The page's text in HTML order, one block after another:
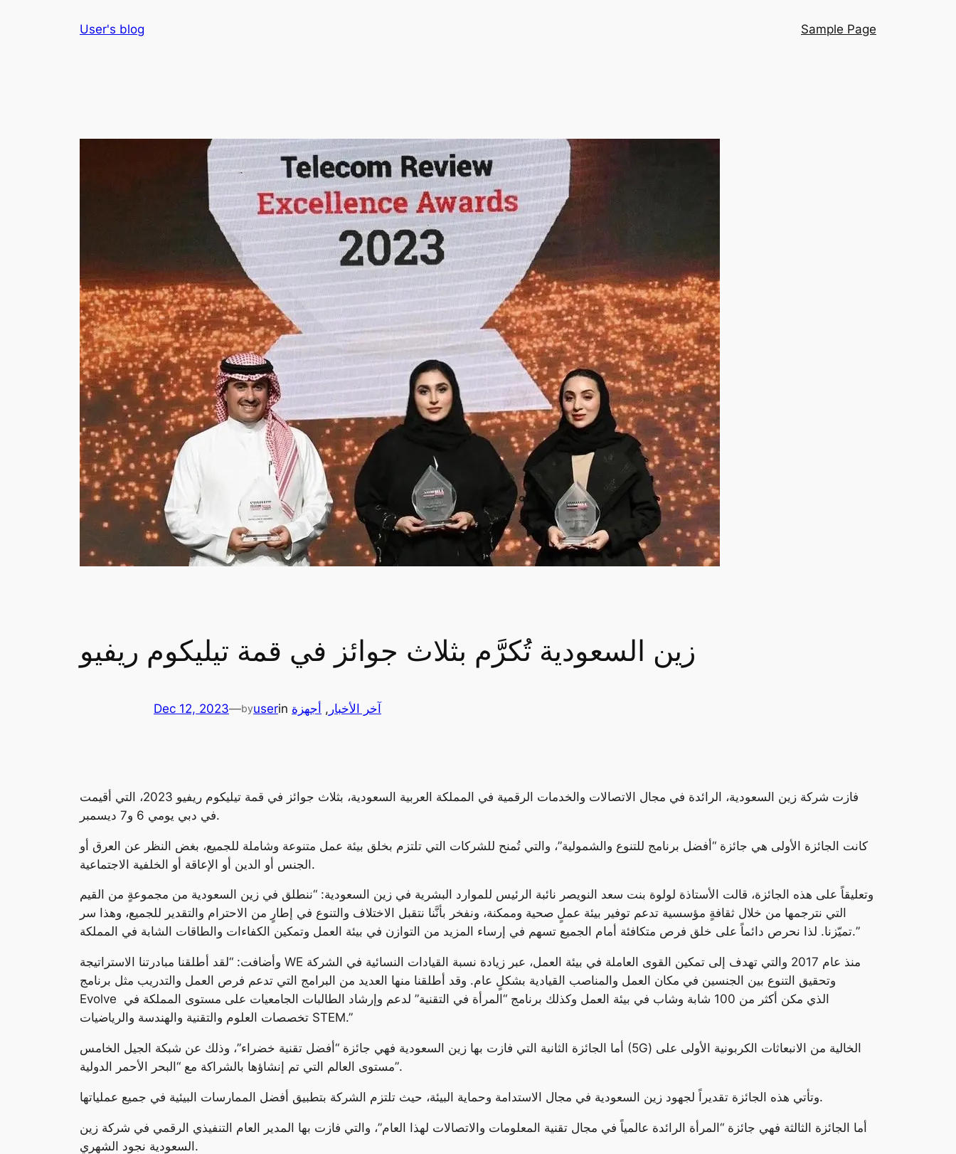
User's blog Sample Page
زين السعودية تُكرَّم بثلاث جوائز في قمة تيليكوم ريفيو
Dec 12, 2023—byuserin آخر الأخبار , أجهزة
فازت شركة زين السعودية، الرائدة في مجال الاتصالات والخدمات الرقمية في المملكة العربية السعودية، بثلاث جوائز في قمة تيليكوم ريفيو 2023، التي أقيمت
في دبي يومي 6 و7 ديسمبر.
كانت الجائزة الأولى هي جائزة “أفضل برنامج للتنوع والشمولية”، والتي تُمنح للشركات التي تلتزم بخلق بيئة عمل متنوعة وشاملة للجميع، بغض النظر عن العرق أو
الجنس أو الدين أو الإعاقة أو الخلفية الاجتماعية.
وتعليقاً على هذه الجائزة، قالت الأستاذة لولوة بنت سعد النويصر نائبة الرئيس للموارد البشرية في زين السعودية: “ننطلق في زين السعودية من مجموعةٍ من القيم
التي نترجمها من خلال ثقافةٍ مؤسسية تدعم توفير بيئة عملٍ صحية وممكنة، ونفخر بأنَّنا نتقبل الاختلاف والتنوع في إطارٍ من الاحترام والتقدير للجميع، وهذا سر
تميّزنا. لذا نحرص دائماً على خلق فرص متكافئة أمام الجميع تسهم في إرساء المزيد من التوازن في بيئة العمل وتمكين الكفاءات والطاقات الشابة في المملكة.”
وأضافت: “لقد أطلقنا مبادرتنا الاستراتيجة WE منذ عام 2017 والتي تهدف إلى تمكين القوى العاملة في بيئة العمل، عبر زيادة نسبة القيادات النسائية في الشركة
وتحقيق التنوع بين الجنسين في مكان العمل والمناصب القيادية بشكلٍ عام. وقد أطلقنا منها العديد من البرامج التي تدعم فرص العمل والتدريب مثل برنامج
Evolve الذي مكن أكثر من 100 شابة وشاب في بيئة العمل وكذلك برنامج “المرأة في التقنية” لدعم وإرشاد الطالبات الجامعيات على مستوى المملكة في
تخصصات العلوم والتقنية والهندسة والرياضيات STEM.”
أما الجائزة الثانية التي فازت بها زين السعودية فهي جائزة “أفضل تقنية خضراء”، وذلك عن شبكة الجيل الخامس (5G) الخالية من الانبعاثات الكربونية الأولى على
مستوى العالم التي تم إنشاؤها بالشراكة مع “البحر الأحمر الدولية”.
وتأتي هذه الجائزة تقديراً لجهود زين السعودية في مجال الاستدامة وحماية البيئة، حيث تلتزم الشركة بتطبيق أفضل الممارسات البيئية في جميع عملياتها.
أما الجائزة الثالثة فهي جائزة “المرأة الرائدة عالمياً في مجال تقنية المعلومات والاتصالات لهذا العام”، والتي فازت بها المدير العام التنفيذي الرقمي في شركة زين
السعودية نجود الشهري.